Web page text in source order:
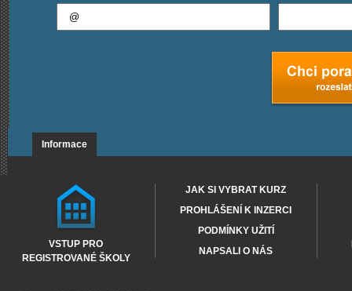
Informace
VSTUP PRO
REGISTROVANÉ ŠKOLY
JAK SI VYBRAT KURZ
PROHLÁŠENÍ K INZERCI
PODMÍNKY UŽITÍ
NAPSALI O NÁS